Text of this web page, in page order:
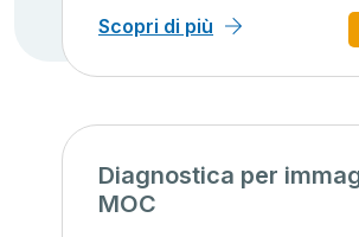
Scopri di più
Diagnostica per
MOC